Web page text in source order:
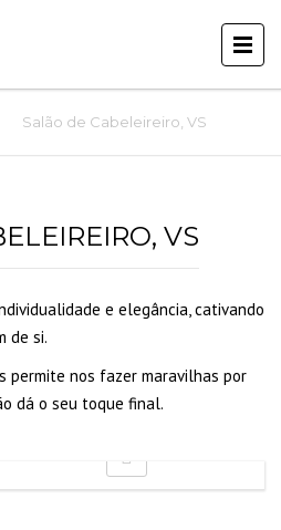
Salão de Cabeleireiro, VS
VS
e elegância, cativando
de si.
permite nos fazer maravilhas por
dá o seu toque final.